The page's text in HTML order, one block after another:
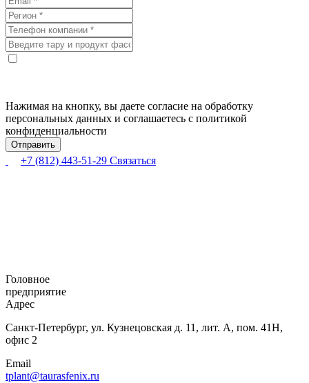
Нажимая на кнопку, вы даете согласие на обработку
персональных данных и соглашаетесь с политикой
конфиденциальности
+7 (812) 443-51-29 Связаться
Головное
предприятие
Адрес
Санкт-Петербург, ул. Кузнецовская д. 11, лит. А, пом. 41Н,
офис 2
Email
tplant@taurasfenix.ru